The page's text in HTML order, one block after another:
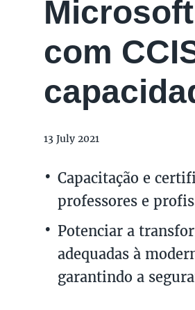
com
13 July 2021
Capacitação e
professores e
Potenciar a
adequadas à
garantindo a